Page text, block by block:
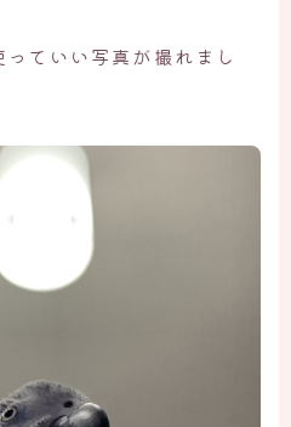
ていい写真が撮れまし